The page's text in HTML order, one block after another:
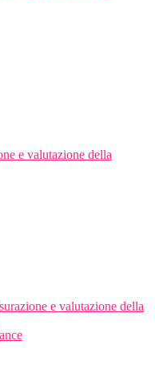
e valutazione della
e valutazione della